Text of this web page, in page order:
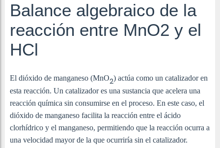
Balance algebraico de la
reacción entre MnO2 y el
HCl
El dióxido de manganeso (MnO2) actúa como un catalizador en
esta reacción. Un catalizador es una sustancia que acelera una
reacción química sin consumirse en el proceso. En este caso, el
dióxido de manganeso facilita la reacción entre el ácido
clorhídrico y el manganeso, permitiendo que la reacción ocurra a
una velocidad mayor de la que ocurriría sin el catalizador.